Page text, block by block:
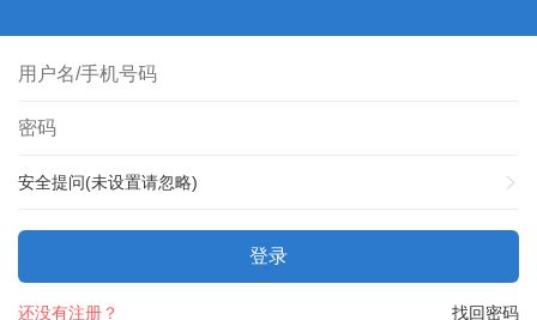
安全提问(未设置请忽略)
登录
还没有注册？ 找回密码